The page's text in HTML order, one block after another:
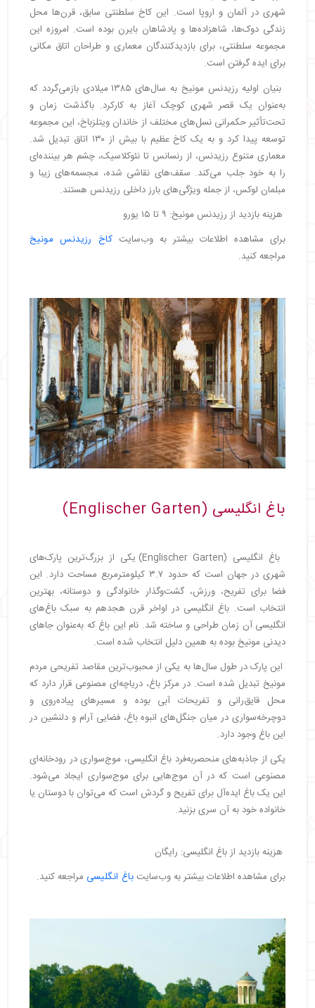
شهری در آلمان و اروپا است. این کاخ سلطنتی سابق، قرن‌ها محل
زندگی دوک‌ها، شاهزاده‌ها و پادشاهان بایرن بوده است. امروزه این
مجموعه سلطنتی، برای بازدیدکنندگان معماری و طراحان اتاق مکانی
برای ایده گرفتن است.
بنیان اولیه رزیدنس مونیخ به سال‌های ۱۳۸۵ میلادی بازمی‌گردد که
به‌عنوان یک قصر شهری کوچک آغاز به کارکرد. باگذشت زمان و
تحت‌تأثیر حکمرانی نسل‌های مختلف از خاندان ویتلزباخ، این مجموعه
توسعه پیدا کرد و به یک کاخ عظیم با بیش از ۱۳۰ اتاق تبدیل شد.
معماری متنوع رزیدنس، از رنسانس تا نئوکلاسیک، چشم هر بیننده‌ای
را به خود جلب می‌کند. سقف‌های نقاشی شده، مجسمه‌های زیبا و
مبلمان لوکس، از جمله ویژگی‌های بارز داخلی رزیدنس هستند.
هزینه بازدید از رزیدنس مونیخ: ۹ تا ۱۵ یورو
برای مشاهده اطلاعات بیشتر به وب‌سایت کاخ رزیدنس مونیخ
مراجعه کنید.
باغ انگلیسی (Englischer Garten)
باغ انگلیسی (Englischer Garten) یکی از بزرگ‌ترین پارک‌های
شهری در جهان است که حدود ۳.۷ کیلومترمربع مساحت دارد. این
فضا برای تفریح، ورزش، گشت‌وگذار خانوادگی و دوستانه، بهترین
انتخاب است. باغ انگلیسی در اواخر قرن هجدهم به سبک باغ‌های
انگلیسی آن زمان طراحی و ساخته شد. نام این باغ که به‌عنوان جاهای
دیدنی مونیخ بوده به همین دلیل انتخاب شده است.
این پارک در طول سال‌ها به یکی از محبوب‌ترین مقاصد تفریحی مردم
مونیخ تبدیل شده است. در مرکز باغ، دریاچه‌ای مصنوعی قرار دارد که
محل قایق‌رانی و تفریحات آبی بوده و مسیرهای پیاده‌روی و
دوچرخه‌سواری در میان جنگل‌های انبوه باغ، فضایی آرام و دلنشین در
این باغ وجود دارد.
یکی از جاذبه‌های منحصربه‌فرد باغ انگلیسی، موج‌سواری در رودخانه‌ای
مصنوعی است که در آن موج‌هایی برای موج‌سواری ایجاد می‌شود.
این یک باغ ایده‌آل برای تفریح و گردش است که می‌توان با دوستان یا
خانواده خود به آن سری بزنید.
هزینه بازدید از باغ انگلیسی: رایگان
برای مشاهده اطلاعات بیشتر به وب‌سایت باغ انگلیسی مراجعه کنید.